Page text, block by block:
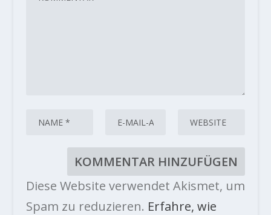
Diese Website verwendet Akismet, um
Spam zu reduzieren. Erfahre, wie